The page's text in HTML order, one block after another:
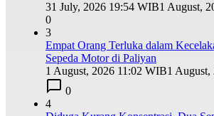
31 July, 2026 19:54 WIB1 August,
0
3
Empat Orang Terluka dalam
Sepeda Motor di Paliyan
1 August, 2026 11:02 WIB1
0
4